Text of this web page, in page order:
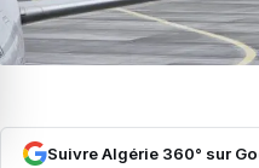
Suivre Algérie 360° sur